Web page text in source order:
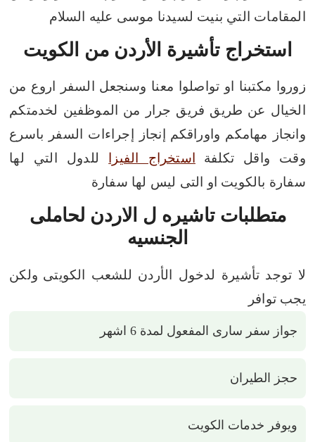
المقامات التي بنيت لسيدنا موسى عليه السلام
استخراج تأشيرة الأردن من الكويت
زوروا مكتبنا او تواصلوا معنا وسنجعل السفر اروع من
الخيال عن طريق فريق جرار من الموظفين لخدمتكم
وانجاز مهامكم واوراقكم
إنجاز إجراءات السفر باسرع
وقت واقل تكلفة
استخراج الفيزا
للدول التي لها
سفارة بالكويت او التى ليس لها سفارة
متطلبات تاشيره ل الاردن لحاملى
الجنسيه
لا توجد تأشيرة لدخول الأردن للشعب الكويتى ولكن
يجب توافر
جواز سفر سارى المفعول لمدة 6 اشهر
حجز الطيران
ويوفر خدمات الكويت